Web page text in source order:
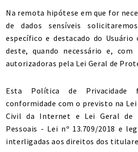
Na remota hipótese em que for
de dados sensíveis
específico e destacado do Usuário
deste, quando necessário e, com
autorizadoras pela Lei Geral de
Esta Política de Privacidade
conformidade com o previsto na Lei
Civil da Internet e Lei Geral de
Pessoais - Lei nº 13.709/2018 e
interligadas aos direitos dos